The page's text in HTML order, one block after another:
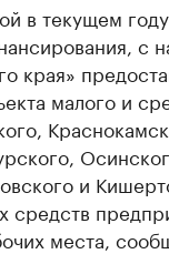
в текущем
с
края»
малого и
и
средств
места,